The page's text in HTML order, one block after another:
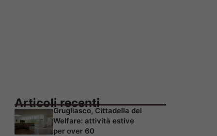
Articoli recenti
Grugliasco, Cittadella del
Welfare: attività estive
per over 60